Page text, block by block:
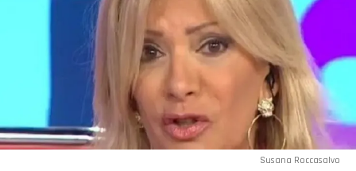
Susana Roccasalvo